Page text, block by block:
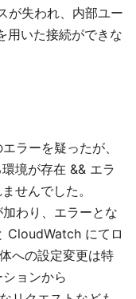
が失われ、内部ユー
用いた接続ができな
ラーを疑ったが、
境が存在 && エラ
せんでした。
わり、エラーとな
CloudWatch にてロ
への設定変更は特
ョンから